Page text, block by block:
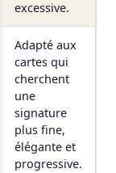
excessive.
Adapté aux
cartes qui
cherchent
une
signature
plus fine,
élégante et
progressive.